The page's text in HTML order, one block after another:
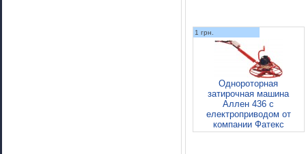
1 грн.
Однороторная
затирочная машина
Аллен 436 с
електроприводом от
компании Фатекс